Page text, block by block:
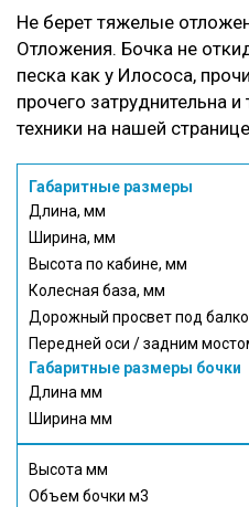
Не берет тяжелые
Отложения. Бочка не
песка как у Илососа,
прочего затруднительна
техники на нашей
Габаритные размеры
Длина, мм
Ширина, мм
Высота по кабине, мм
Колесная база, мм
Дорожный просвет под
Передней оси / задним
Габаритные размеры бочки
Длина мм
Ширина мм
Высота мм
Объем бочки м3